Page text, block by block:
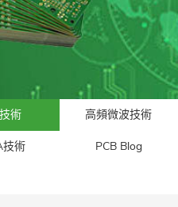
術 高頻微波技術
技術 PCB Blog